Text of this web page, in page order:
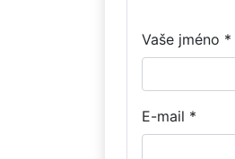
Vaše jméno *
E-mail *